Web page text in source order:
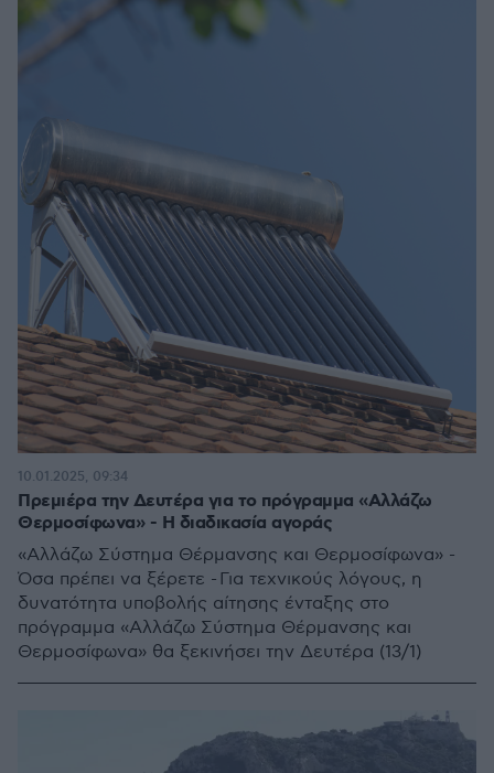
Πρεμιέρα την Δευτέρα για το πρόγραμμα «Αλλάζω
Θερμοσίφωνα» - Η διαδικασία αγοράς
«Αλλάζω Σύστημα Θέρμανσης και Θερμοσίφωνα» -
Όσα πρέπει να ξέρετε - Για τεχνικούς λόγους, η
δυνατότητα υποβολής αίτησης ένταξης στο
πρόγραμμα «Αλλάζω Σύστημα Θέρμανσης και
Θερμοσίφωνα» θα ξεκινήσει την Δευτέρα (13/1)
10.01.2025, 09:34